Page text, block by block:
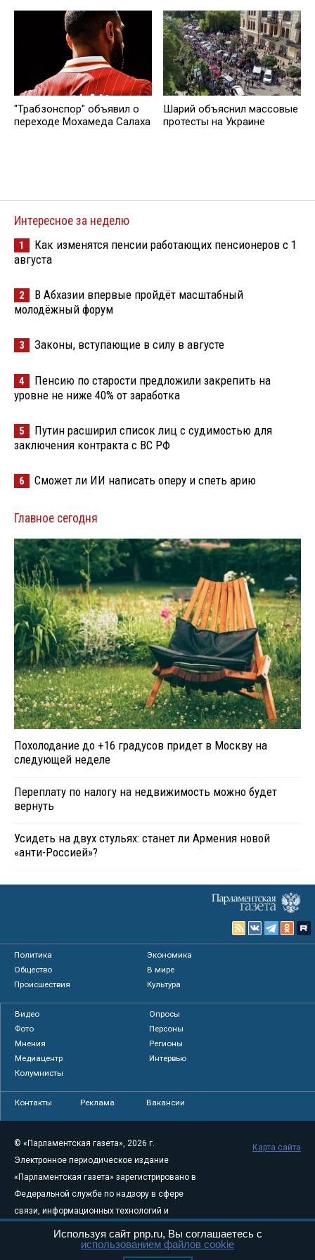
"Трабзонспор" объявил о
переходе Мохамеда Салаха
Шарий объяснил массовые
протесты на Украине
Интересное за неделю
1
Как изменятся пенсии работающих пенсионеров с 1
августа
2
В Абхазии впервые пройдёт масштабный
молодёжный форум
3 Законы, вступающие в силу в августе
4
Пенсию по старости предложили закрепить на
уровне не ниже 40% от заработка
5
Путин расширил список лиц с судимостью для
заключения контракта с ВС РФ
6 Сможет ли ИИ написать оперу и спеть арию
Главное сегодня
Похолодание до +16 градусов придет в Москву на
следующей неделе
Переплату по налогу на недвижимость можно будет
вернуть
Усидеть на двух стульях: станет ли Армения новой
«анти-Россией»?
Политика
Экономика
Общество
В мире
Происшествия
Культура
Видео
Опросы
Фото
Персоны
Мнения
Регионы
Медиацентр
Интервью
Колумнисты
Контакты Реклама Вакансии
© «Парламентская газета», 2026 г.
Электронное периодическое издание
«Парламентская газета» зарегистрировано в
Федеральной службе по надзору в сфере
связи, информационных технологий и
массовых коммуникаций (Роскомнадзор) 05
августа 2011 года. 18+
Карта сайта
Используя сайт pnp.ru, Вы соглашаетесь с
использованием файлов cookie